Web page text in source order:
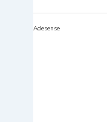
Adesense